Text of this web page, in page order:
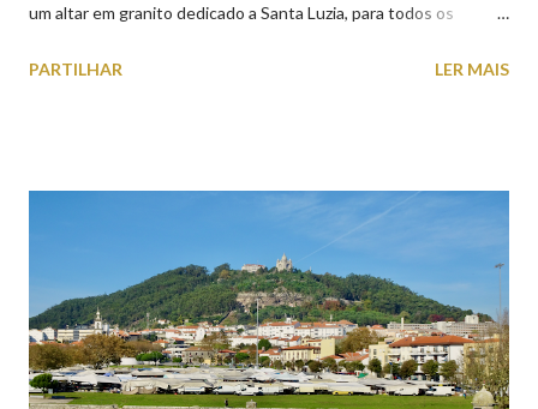
um altar em granito dedicado a Santa Luzia, para todos os
uma capela dedicada a Santa Luzia construída no cimo do monte
A lenda que deu origem à devoção de Santa Luzia como
protetora dos olhos: A história/lenda de Santa Luzia (Luzia de
Siracusa) conta que esta jovem italiana venerada pelos católicos,
sofreu perseguições por ser cristã. De acordo com a lenda,
preferiu que lhe arrancassem os olhos a renegar a fé em Cristo.
Conta-se que os olhos de Santa Luzia teriam sido arrancados
PARTILHAR LER MAIS